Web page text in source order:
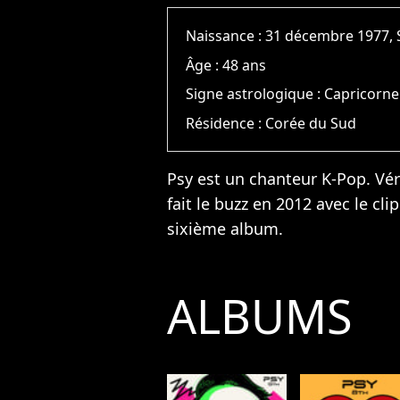
Naissance :31 décembre 1977,
Âge :48 ans
Signe astrologique : Capricorne
Résidence : Corée du Sud
Psy est un chanteur K-Pop.
fait le buzz en 2012 avec le
sixième album.
ALBUMS